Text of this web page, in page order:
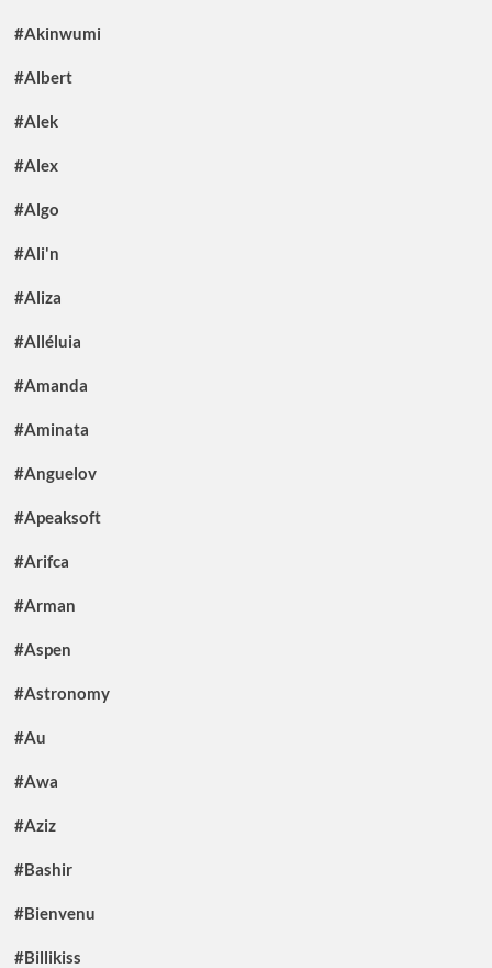
#Akinwumi
#Albert
#Alek
#Alex
#Algo
#Ali'n
#Aliza
#Alléluia
#Amanda
#Aminata
#Anguelov
#Apeaksoft
#Arifca
#Arman
#Aspen
#Astronomy
#Au
#Awa
#Aziz
#Bashir
#Bienvenu
#Billikiss